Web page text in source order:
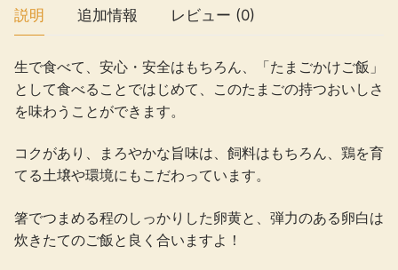
「か
ぐ
ひ
め」
個
説明 追加情報 レビュー (0)
生で食べて、安心・安全はもちろん、「たまごかけご飯」
として食べることではじめて、このたまごの持つおいしさ
を味わうことができます。
コクがあり、まろやかな旨味は、飼料はもちろん、鶏を育
てる土壌や環境にもこだわっています。
箸でつまめる程のしっかりした卵黄と、弾力のある卵白は
炊きたてのご飯と良く合いますよ！